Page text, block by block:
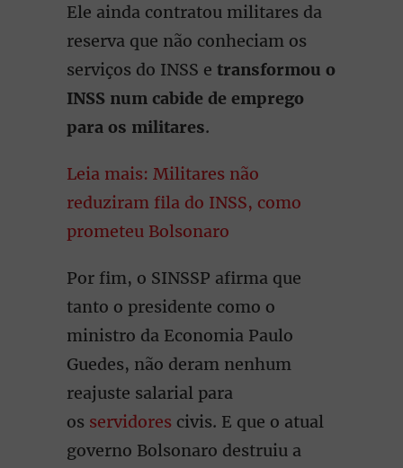
Ele ainda contratou militares da
reserva que não conheciam os
serviços do INSS e transformou o
INSS num cabide de emprego
para os militares.
Leia mais: Militares não
reduziram fila do INSS, como
prometeu Bolsonaro
Por fim, o SINSSP afirma que
tanto o presidente como o
ministro da Economia Paulo
Guedes, não deram nenhum
reajuste salarial para
os servidores civis. E que o atual
governo Bolsonaro destruiu a